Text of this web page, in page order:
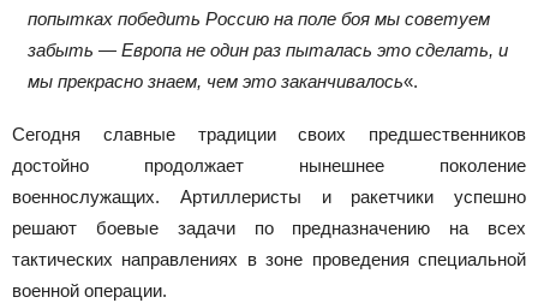
попытках победить Россию на поле боя мы советуем
забыть — Европа не один раз пыталась это сделать, и
мы прекрасно знаем, чем это заканчивалось«.
Сегодня славные традиции своих предшественников
достойно продолжает нынешнее поколение
военнослужащих. Артиллеристы и ракетчики успешно
решают боевые задачи по предназначению на всех
тактических направлениях в зоне проведения специальной
военной операции.